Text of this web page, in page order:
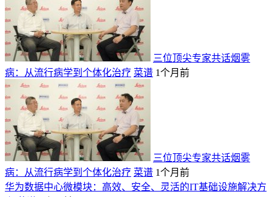
三位顶尖专家共话烟雾
病：从流行病学到个体化治疗 菜谱 1个月前
三位顶尖专家共话烟雾
病：从流行病学到个体化治疗 菜谱 1个月前
华为数据中心微模块：高效、安全、灵活的IT基础设施解决方